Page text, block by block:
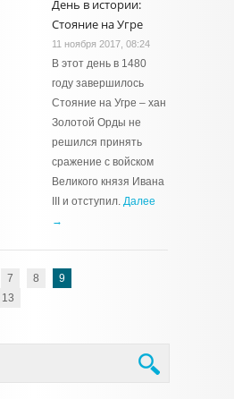
День в истории:
Стояние на Угре
11 ноября 2017, 08:24
В этот день в 1480
году завершилось
Стояние на Угре – хан
Золотой Орды не
решился принять
сражение с войском
Великого князя Ивана
III и отступил. Далее
→
7 8
9
13